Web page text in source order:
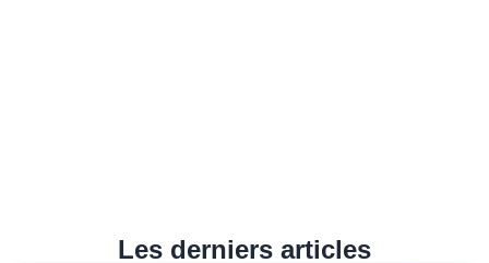
Les derniers articles